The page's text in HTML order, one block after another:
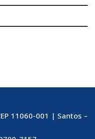
11060-001 | Santos –